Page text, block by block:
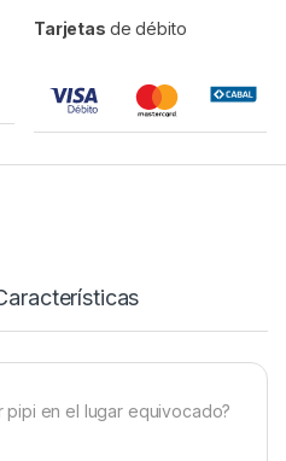
Tarjetas de débito
pipi en el lugar equivocado?